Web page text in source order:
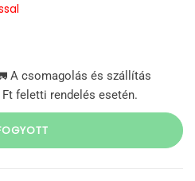
A csomagolás és szállítás
Ft feletti rendelés esetén.